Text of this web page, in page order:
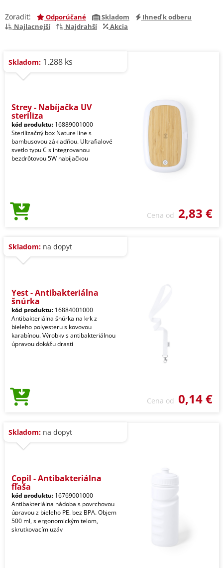
Zoradiť: Odporúčané Skladom
Ihneď k odberu
Najlacnejší
Najdrahší Akcia
Skladom: 1.288 ks
Strey - Nabíjačka UV
steriliza
kód produktu: 16889001000
Sterilizačný box Nature line s
bambusovou základňou. Ultrafialové
svetlo typu C s integrovanou
bezdrôtovou 5W nabíjačkou
Cena od 2,83 €
Skladom: na dopyt
Yest - Antibakteriálna
šnúrka
kód produktu: 16884001000
Antibakteriálna šnúrka na krk z
bieleho polyesteru s kovovou
karabínou. Výrobky s antibakteriálnou
úpravou dokážu drasti
Cena od 0,14 €
Skladom: na dopyt
Copil - Antibakteriálna
fľaša
kód produktu: 16769001000
Antibakteriálna nádoba s povrchovou
úpravou z bieleho PE, bez BPA. Objem
500 ml, s ergonomickým telom,
skrutkovacím uzáv